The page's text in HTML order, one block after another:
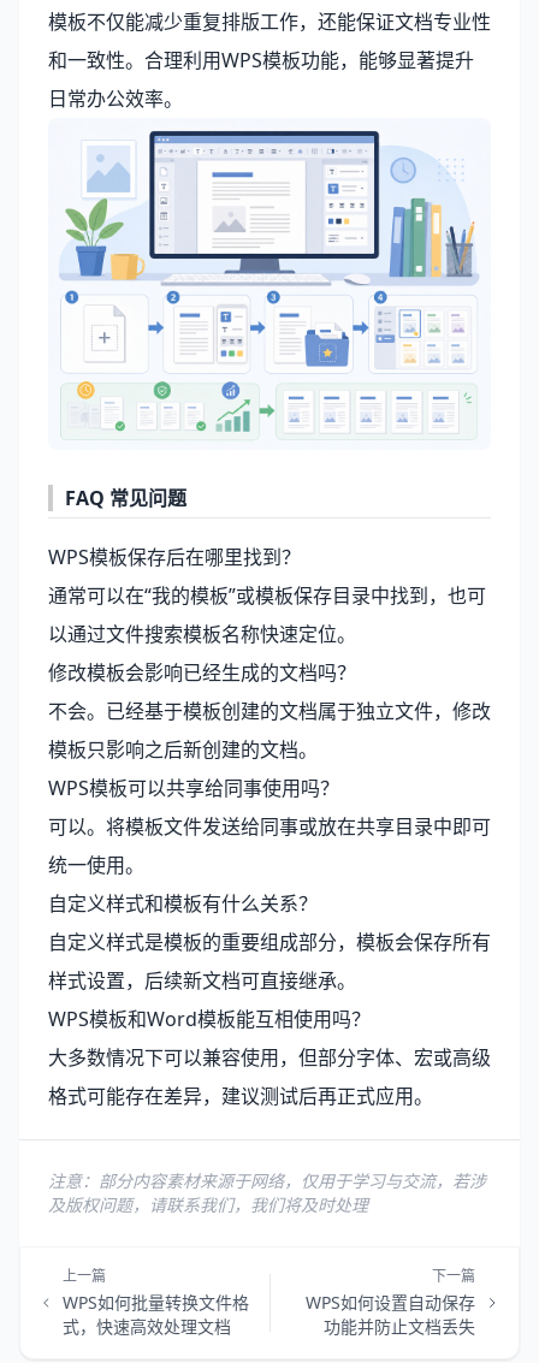
模板不仅能减少重复排版工作，还能保证文档专业性
和一致性。合理利用WPS模板功能，能够显著提升
日常办公效率。
FAQ 常见问题
WPS模板保存后在哪里找到？
通常可以在“我的模板”或模板保存目录中找到，也可
以通过文件搜索模板名称快速定位。
修改模板会影响已经生成的文档吗？
不会。已经基于模板创建的文档属于独立文件，修改
模板只影响之后新创建的文档。
WPS模板可以共享给同事使用吗？
可以。将模板文件发送给同事或放在共享目录中即可
统一使用。
自定义样式和模板有什么关系？
自定义样式是模板的重要组成部分，模板会保存所有
样式设置，后续新文档可直接继承。
WPS模板和Word模板能互相使用吗？
大多数情况下可以兼容使用，但部分字体、宏或高级
格式可能存在差异，建议测试后再正式应用。
注意：部分内容素材来源于网络，仅用于学习与交流，若涉
及版权问题，请联系我们，我们将及时处理
上一篇
WPS如何批量转换文件格
式，快速高效处理文档
下一篇
WPS如何设置自动保存
功能并防止文档丢失